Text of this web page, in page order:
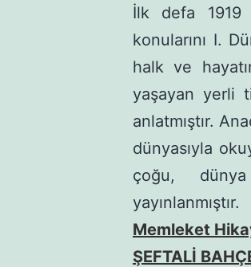
İlk defa 1919
konularını I.
halk ve
yaşayan yerli
anlatmıştır.
dünyasıyla
çoğu,
yayınlanmıştır.
Memleket
ŞEFTALİ